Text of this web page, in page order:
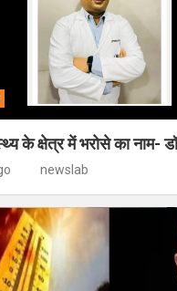
के क्षेत्र में भरोसे का नाम-
newslab